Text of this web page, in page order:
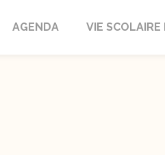
AGENDA VIE SCOLAIRE